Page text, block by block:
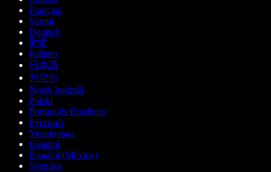
Français
Suomi
Deutsch
हिन्दी
Italiano
日本語
한국어
Norsk bokmål
Polski
Português Brasileiro
Русский
Українська
Español
Español (México)
Svenska